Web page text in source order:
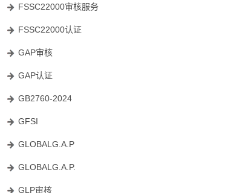
FSSC22000审核服务
FSSC22000认证
GAP审核
GAP认证
GB2760-2024
GFSI
GLOBALG.A.P
GLOBALG.A.P.
GLP审核